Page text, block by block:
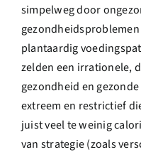
simpelweg door
plantaardig
zelden een irrationele,
gezondheid en
extreem en restrictief
juist veel te weinig
van strategie (zoals